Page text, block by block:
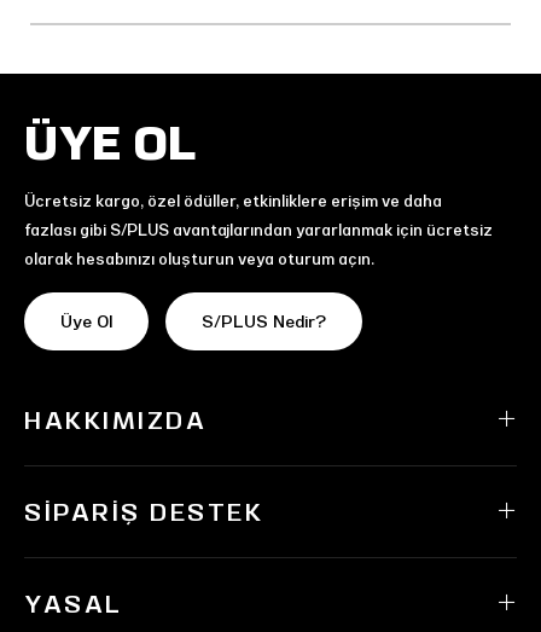
ÜYE OL
Ücretsiz kargo, özel ödüller, etkinliklere erişim ve daha
fazlası gibi S/PLUS avantajlarından yararlanmak için ücretsiz
olarak hesabınızı oluşturun veya oturum açın.
Üye Ol S/PLUS Nedir?
HAKKIMIZDA
SIPARIŞ DESTEK
YASAL